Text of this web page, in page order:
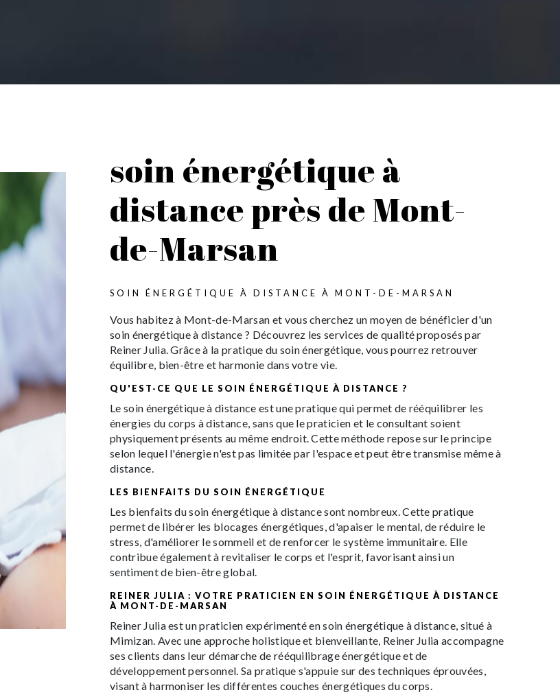
soin énergétique à
distance près de Mont-
de-Marsan
SOIN ÉNERGÉTIQUE À DISTANCE À MONT-DE-MARSAN
Vous habitez à Mont-de-Marsan et vous cherchez un moyen de bénéficier d'un
soin énergétique à distance ? Découvrez les services de qualité proposés par
Reiner Julia. Grâce à la pratique du soin énergétique, vous pourrez retrouver
équilibre, bien-être et harmonie dans votre vie.
QU'EST-CE QUE LE SOIN ÉNERGÉTIQUE À DISTANCE ?
Le soin énergétique à distance est une pratique qui permet de rééquilibrer les
énergies du corps à distance, sans que le praticien et le consultant soient
physiquement présents au même endroit. Cette méthode repose sur le principe
selon lequel l'énergie n'est pas limitée par l'espace et peut être transmise même à
distance.
LES BIENFAITS DU SOIN ÉNERGÉTIQUE
Les bienfaits du soin énergétique à distance sont nombreux. Cette pratique
permet de libérer les blocages énergétiques, d'apaiser le mental, de réduire le
stress, d'améliorer le sommeil et de renforcer le système immunitaire. Elle
contribue également à revitaliser le corps et l'esprit, favorisant ainsi un
sentiment de bien-être global.
REINER JULIA : VOTRE PRATICIEN EN SOIN ÉNERGÉTIQUE À DISTANCE
À MONT-DE-MARSAN
Reiner Julia est un praticien expérimenté en soin énergétique à distance, situé à
Mimizan. Avec une approche holistique et bienveillante, Reiner Julia accompagne
ses clients dans leur démarche de rééquilibrage énergétique et de
développement personnel. Sa pratique s'appuie sur des techniques éprouvées,
visant à harmoniser les différentes couches énergétiques du corps.